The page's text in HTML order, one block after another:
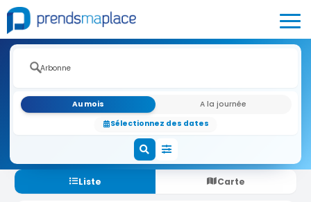
Au mois
A la journée
Sélectionnez des dates
Liste Carte